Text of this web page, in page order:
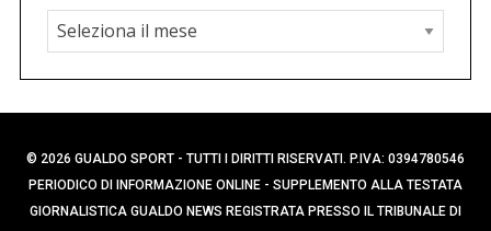
A
r
c
h
i
v
i
© 2026 GUALDO SPORT - TUTTI I DIRITTI RISERVATI. P.IVA: 0394780546
PERIODICO DI INFORMAZIONE ONLINE - SUPPLEMENTO ALLA TESTATA
GIORNALISTICA GUALDO NEWS REGISTRATA PRESSO IL TRIBUNALE DI